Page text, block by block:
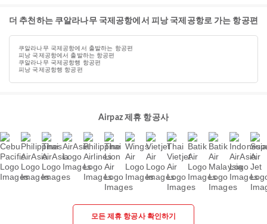
더 추천하는 쿠알라나무 국제공항에서 피낭 국제공항로 가는 항공편
쿠알라나무 국제공항에서 출발하는 항공편
피낭 국제공항에서 출발하는 항공편
쿠알라나무 국제공항행 항공편
피낭 국제공항행 항공편
Airpaz 제휴 항공사
모든 제휴 항공사 확인하기